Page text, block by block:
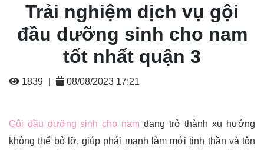
Trải nghiệm dịch vụ gội
đầu dưỡng sinh cho nam
tốt nhất quận 3
1839 08/08/2023 17:21
Gội đầu dưỡng sinh cho nam đang trở thành xu hướng
không thể bỏ lỡ, giúp phái mạnh làm mới tinh thần và tôn